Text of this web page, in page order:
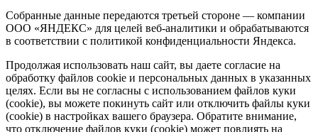
Собранные данные передаются третьей стороне — компании
ООО «ЯНДЕКС» для целей веб-аналитики и обрабатываются
в соответствии с политикой конфиденциальности Яндекса.
Продолжая использовать наш сайт, вы даете согласие на
обработку файлов cookie и персональных данных в указанных
целях. Если вы не согласны с использованием файлов куки
(cookie), вы можете покинуть сайт или отключить файлы куки
(cookie) в настройках вашего браузера. Обратите внимание,
что отключение файлов куки (cookie) может повлиять на